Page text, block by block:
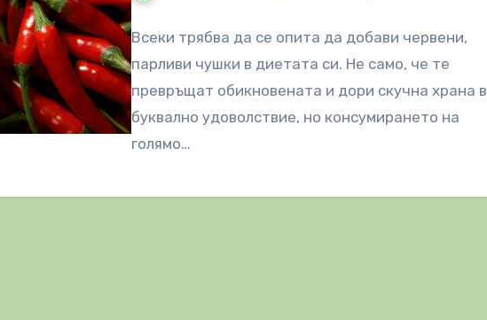
Всеки трябва да се опита да добави червени,
парливи чушки в диетата си. Не само, че те
превръщат обикновената и дори скучна храна в
буквално удоволствие, но консумирането на
голямо…